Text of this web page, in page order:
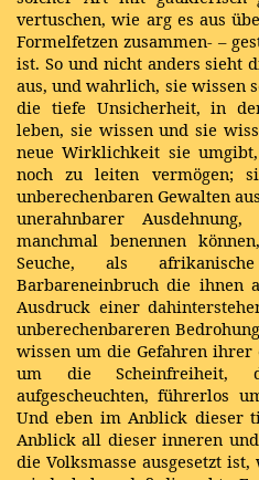
vertuschen, wie arg es aus
Formelfetzen zusammen- –
ist. So und nicht anders sieht
aus, und wahrlich, sie wissen
die tiefe Unsicherheit, in
leben, sie wissen und sie
neue Wirklichkeit sie
noch zu leiten vermögen;
unberechenbaren Gewalten
unerahnbarer
manchmal benennen
Seuche, als
Barbareneinbruch die ihnen
Ausdruck einer
unberechenbareren
wissen um die Gefahren
um die Scheinfreiheit,
aufgescheuchten, führerlos
Und eben im Anblick dieser
Anblick all dieser inneren
die Volksmasse ausgesetzt